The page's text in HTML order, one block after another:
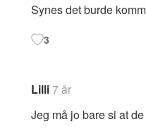
Synes det burde
3
Lilli7 år
Jeg må jo bare si at